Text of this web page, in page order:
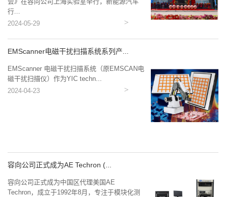
行...
2024-05-29
EMScanner电磁干扰扫描系统系列产...
EMScanner 电磁干扰扫描系统（原EMSCAN电
磁干扰扫描仪）作为YIC techn...
2024-04-23
容向公司正式成为AE Techron (...
容向公司正式成为中国区代理美国AE
Techron，成立于1992年8月，专注于模块化测